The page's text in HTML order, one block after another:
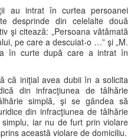
au intrat în curtea persoanei
desprinde din celelalte două
şi citează: „Persoana vătămată
pe care a descuiat-o …” şi „M.
în curte după care a intrat în
că iniţial avea dubii în a solicita
din infracţiunea de tâlhărie
simplă, şi se gândea să
din infracţiunea de tâlhărie
iar nu de furt prin violare
această violare de domiciliu.